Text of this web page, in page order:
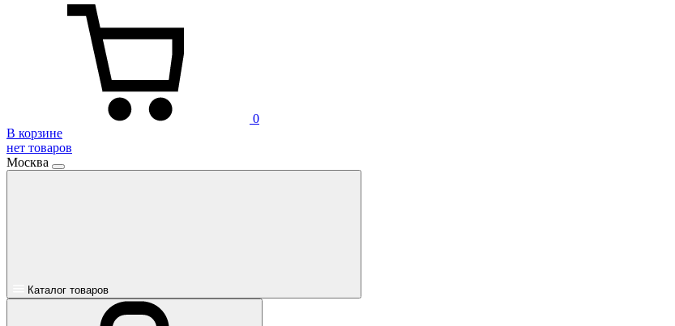
0
В корзине
нет товаров
Москва
Каталог товаров